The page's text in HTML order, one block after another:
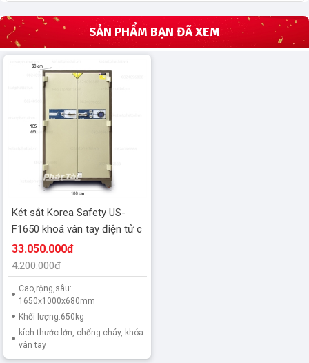
SẢN PHẨM BẠN ĐÃ XEM
Két sắt Korea Safety US-
F1650 khoá vân tay điện tử c
33.050.000đ
4.200.000đ
Cao,rộng,sâu:
1650x1000x680mm
Khối lượng:650kg
kích thước lớn, chống cháy, khóa
vân tay